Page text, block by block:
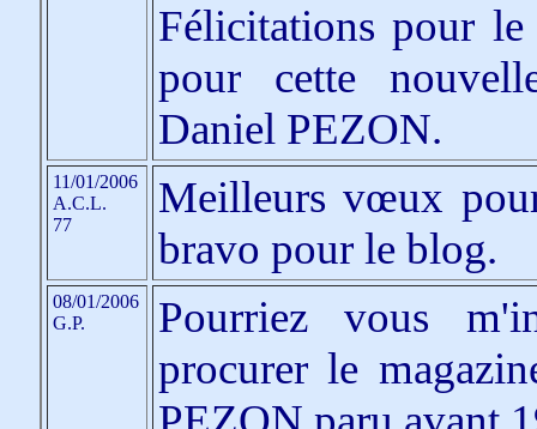
Félicitations pour
pour cette
Daniel PEZON.
11/01/2006
A.C.L.
77
Meilleurs vœux
bravo pour le blog.
08/01/2006
G.P.
Pourriez vous
procurer le